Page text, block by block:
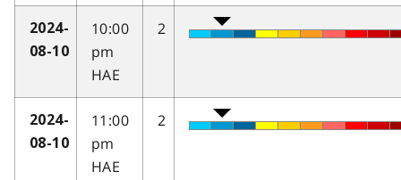
2024-
08-10
10:00
pm
HAE
2
2024-
08-10
11:00
pm
HAE
2